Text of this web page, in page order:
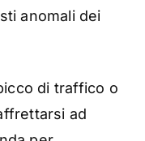
anomali dei
di traffico o
ad